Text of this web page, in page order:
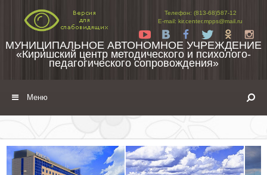
Телефон: (813-68)587-12
E-mail: kir.center.mpps@mail.ru
Yt
Tw
МУНИЦИПАЛЬНОЕ АВТОНОМНОЕ УЧРЕЖДЕНИЕ
«Киришский центр методического и психолого-
педагогического сопровождения»
Меню